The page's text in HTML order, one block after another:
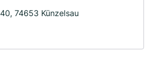
74653 Künzelsau